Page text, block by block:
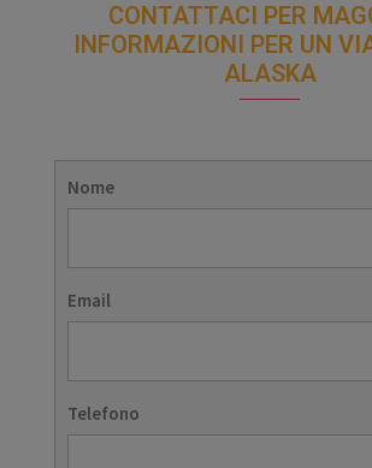
CONTATTACI PER
INFORMAZIONI PER UN
ALASKA
Nome
Email
Telefono